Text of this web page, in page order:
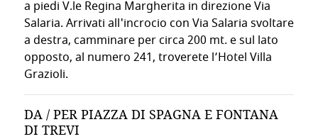
È DISPONIBILE UN PARCHEGGIO PER GLI
Sì, il Villa Grazioli Boutique Hotel mette a disposizione un
L'HOTEL OFFRE COLLEGAMENTI DIRETTI
Il Villa Grazioli Boutique Hotel fornisce un servizio di
Scrivania per lavoro
Asciugacapelli e set cortesia
Biancheria di alta qualità
SERVIZI E FACILITIES DELL'HOTEL
RISTORAZIONE
a piedi V.le Regina Margherita in direzione Via
Salaria. Arrivati all'incrocio con Via Salaria svoltare
a destra, camminare per circa 200 mt. e sul lato
opposto, al numero 241, troverete l’Hotel Villa
Grazioli.
DA / PER PIAZZA DI SPAGNA E FONTANA
DI TREVI